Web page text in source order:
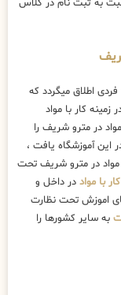
به ثبت نام در کلاس
اطلاق میگردد که
در زمینه کار با مواد
در مترو شریف را
این آموزشگاه یافت ،
در مترو شریف تحت
با مواد در داخل و
اموزش تحت نظارت
به سایر کشورها را